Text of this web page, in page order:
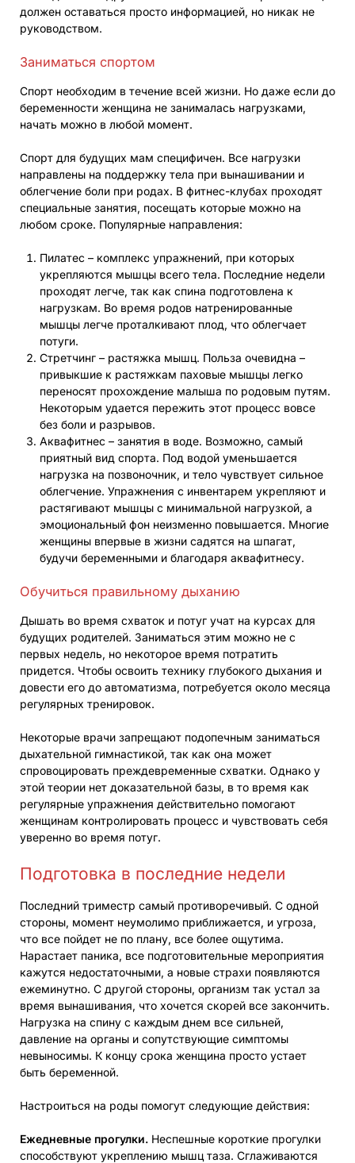
должен оставаться просто информацией, но никак не
руководством.
Заниматься спортом
Спорт необходим в течение всей жизни. Но даже если до
беременности женщина не занималась нагрузками,
начать можно в любой момент.
Спорт для будущих мам специфичен. Все нагрузки
направлены на поддержку тела при вынашивании и
облегчение боли при родах. В фитнес-клубах проходят
специальные занятия, посещать которые можно на
любом сроке. Популярные направления:
Пилатес – комплекс упражнений, при которых
укрепляются мышцы всего тела. Последние недели
проходят легче, так как спина подготовлена к
нагрузкам. Во время родов натренированные
мышцы легче проталкивают плод, что облегчает
потуги.
Стретчинг – растяжка мышц. Польза очевидна –
привыкшие к растяжкам паховые мышцы легко
переносят прохождение малыша по родовым путям.
Некоторым удается пережить этот процесс вовсе
без боли и разрывов.
Аквафитнес – занятия в воде. Возможно, самый
приятный вид спорта. Под водой уменьшается
нагрузка на позвоночник, и тело чувствует сильное
облегчение. Упражнения с инвентарем укрепляют и
растягивают мышцы с минимальной нагрузкой, а
эмоциональный фон неизменно повышается. Многие
женщины впервые в жизни садятся на шпагат,
будучи беременными и благодаря аквафитнесу.
Обучиться правильному дыханию
Дышать во время схваток и потуг учат на курсах для
будущих родителей. Заниматься этим можно не с
первых недель, но некоторое время потратить
придется. Чтобы освоить технику глубокого дыхания и
довести его до автоматизма, потребуется около месяца
регулярных тренировок.
Некоторые врачи запрещают подопечным заниматься
дыхательной гимнастикой, так как она может
спровоцировать преждевременные схватки. Однако у
этой теории нет доказательной базы, в то время как
регулярные упражнения действительно помогают
женщинам контролировать процесс и чувствовать себя
уверенно во время потуг.
Подготовка в последние недели
Последний триместр самый противоречивый. С одной
стороны, момент неумолимо приближается, и угроза,
что все пойдет не по плану, все более ощутима.
Нарастает паника, все подготовительные мероприятия
кажутся недостаточными, а новые страхи появляются
ежеминутно. С другой стороны, организм так устал за
время вынашивания, что хочется скорей все закончить.
Нагрузка на спину с каждым днем все сильней,
давление на органы и сопутствующие симптомы
невыносимы. К концу срока женщина просто устает
быть беременной.
Настроиться на роды помогут следующие действия:
Ежедневные прогулки. Неспешные короткие прогулки
способствуют укреплению мышц таза. Сглаживаются